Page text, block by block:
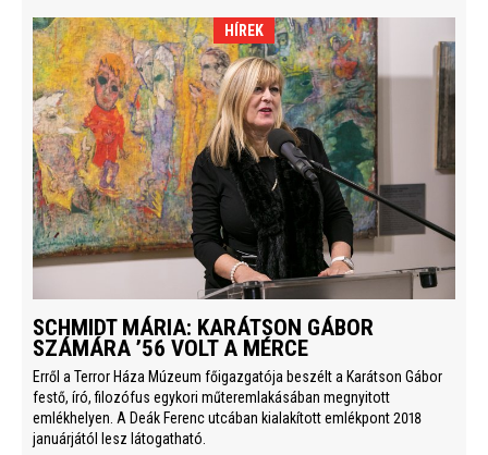
HÍREK
SCHMIDT MÁRIA: KARÁTSON GÁBOR
SZÁMÁRA ’56 VOLT A MÉRCE
Erről a Terror Háza Múzeum főigazgatója beszélt a Karátson Gábor
festő, író, filozófus egykori műteremlakásában megnyitott
emlékhelyen. A Deák Ferenc utcában kialakított emlékpont 2018
januárjától lesz látogatható.